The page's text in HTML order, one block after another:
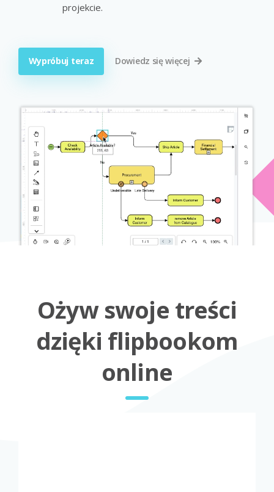
projekcie.
Wypróbuj teraz Dowiedz się więcej
Ożyw swoje treści
dzięki flipbookom
online